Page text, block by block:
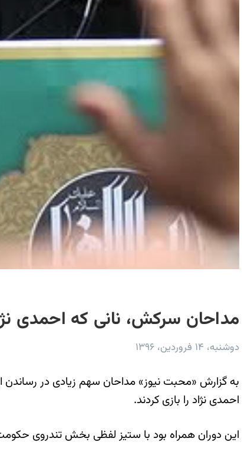
مداحان سرکش، نانی که احمدی
دوشنبه، ۱۴ فروردین، ۱۳۹۶
به گزارش «محبت نیوز» مداحان سهم زیادی در
احمدی نژاد را بازی کردند.
این دوران همراه بود با ستیز لفظی بخش تندروی